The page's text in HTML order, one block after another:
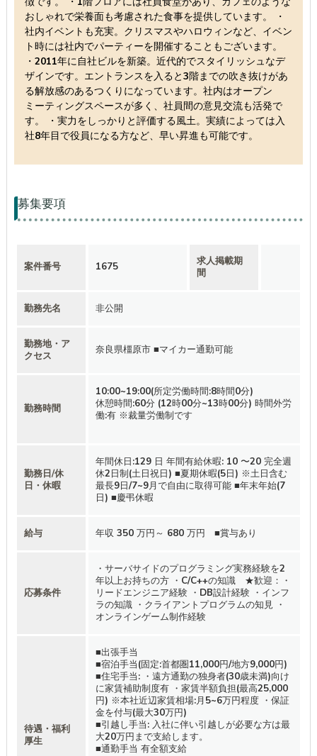
おしゃれで栄養面も考慮された食事を提供しています。 ・
社内イベントも充実。クリスマスやハロウィンなど、イベン
ト時には社内でパーティーを開催することもございます。
・2011年に自社ビルを新築。近代的でスタイリッシュなデ
ザインです。エントランスを入ると3階までの吹き抜けがあ
る解放感のあるつくりになっています。社内はオープン
ミーティングスペースが多く、社員間の意見交流も活発で
す。 ・実力をしっかりと評価する風土。実績によっては入
社8年目で役員になる方など、早い昇進も可能です。
募集要項
案件番号 1675
求人掲載期
間
勤務先名 非公開
勤務地・ア
クセス
奈良県橿原市 ■マイカー通勤可能
勤務時間
10:00~19:00(所定労働時間:8時間0分)
休憩時間:60分 (12時00分~13時00分) 時間外労
働:有 ※裁量労働制です
勤務日/休
日・休暇
年間休日:129 日 年間有給休暇: 10 〜20 完全週
休2日制(土日祝日) ■夏期休暇(5日) ※土日含む
最長9日/7~9月で自由に取得可能 ■年末年始(7
日) ■慶弔休暇
給与 年収 350 万円～ 680 万円 ■賞与あり
応募条件
・サーバサイドのプログラミング実務経験を2
年以上お持ちの方 ・C/C++の知識 ★歓迎：・
リードエンジニア経験 ・DB設計経験 ・インフ
ラの知識 ・クライアントプログラムの知見 ・
オンラインゲーム制作経験
待遇・福利
厚生
■出張手当
■宿泊手当(固定:首都圏11,000円/地方9,000円)
■住宅手当: ・遠方通勤の独身者(30歳未満)向け
に家賃補助制度有 ・家賃半額負担(最高25,000
円) ※本社近辺家賃相場:月5~6万円程度 ・保証
金を付与(最大30万円)
■引越し手当: 入社に伴い引越しが必要な方は最
大20万円まで支給します。
■通勤手当 有全額支給